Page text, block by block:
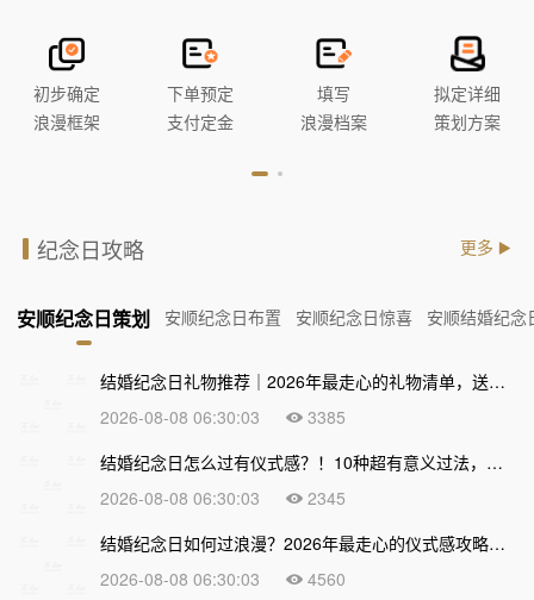
初步确定
浪漫框架
下单预定
支付定金
填写
浪漫档案
拟定详细
策划方案
纪念日攻略 更多
安顺纪念日策划 安顺纪念日布置 安顺纪念日惊喜 安顺结婚纪念
结婚纪念日礼物推荐｜2026年最走心的礼物清单，送到心坎上才不算白过！
2026-08-08 06:30:03
3385
结婚纪念日怎么过有仪式感？！10种超有意义过法，让爱情越久越甜
2026-08-08 06:30:03
2345
结婚纪念日如何过浪漫？2026年最走心的仪式感攻略，让爱情越久越甜
2026-08-08 06:30:03
4560